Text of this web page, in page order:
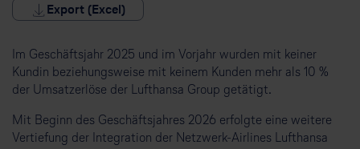
Export (Excel)
Im Geschäftsjahr 2025 und im Vorjahr wurden mit keiner
Kundin beziehungsweise mit keinem Kunden mehr als 10 %
der Umsatzerlöse der Lufthansa Group getätigt.
Mit Beginn des Geschäftsjahres 2026 erfolgte eine weitere
Vertiefung der Integration der Netzwerk-Airlines Lufthansa